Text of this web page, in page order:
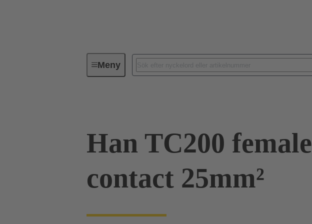
MenyIndustriella kontaktdon / Han®
Han TC200 female
contact 25mm²